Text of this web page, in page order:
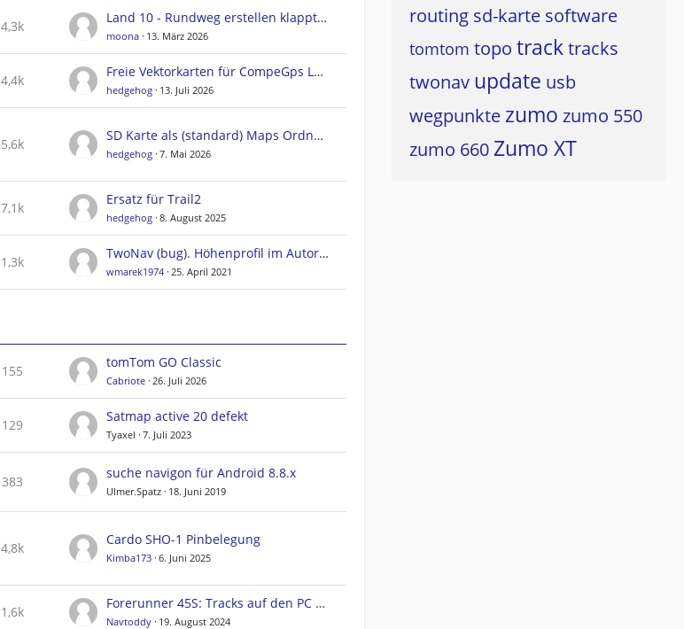
4,3k
Land 10 - Rundweg erstellen klappt nicht
moona 13. März 2026
4,4k
Freie Vektorkarten für CompeGps Land/Air und Twonav
hedgehog 13. Juli 2026
5,6k
SD Karte als (standard) Maps Ordner in TwoNAV 6 für Android einstellen/wählen
hedgehog 7. Mai 2026
7,1k
Ersatz für Trail2
hedgehog 8. August 2025
1,3k
TwoNav (bug). Höhenprofil im Autorouting-Modus.
wmarek1974 25. April 2021
155
tomTom GO Classic
Cabriote 26. Juli 2026
129
Satmap active 20 defekt
Tyaxel 7. Juli 2023
383
suche navigon für Android 8.8.x
Ulmer.Spatz 18. Juni 2019
4,8k
Cardo SHO-1 Pinbelegung
Kimba173 6. Juni 2025
1,6k
Forerunner 45S: Tracks auf den PC ziehen
Navtoddy 19. August 2024
routing sd-karte software
tomtom topo tracktracks
twonav update usb
wegpunkte zumo zumo 550
zumo 660 Zumo XT